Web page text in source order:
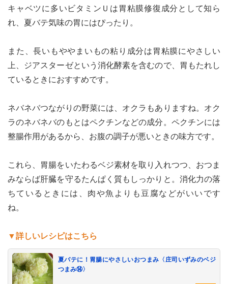
キャベツに多いビタミンＵは胃粘膜修復成分として知ら
れ、夏バテ気味の胃にはぴったり。
また、長いもややまいもの粘り成分は胃粘膜にやさしい
上、ジアスターゼという消化酵素を含むので、胃もたれし
ているときにおすすめです。
ネバネバつながりの野菜には、オクラもありますね。オク
ラのネバネバのもとはペクチンなどの成分。ペクチンには
整腸作用があるから、お腹の調子が悪いときの味方です。
これら、胃腸をいたわるベジ素材を取り入れつつ、おつま
みならば肝臓を守るたんぱく質もしっかりと。消化力の落
ちているときには、肉や魚よりも豆腐などがいいです
ね。
▼詳しいレシピはこちら
夏バテに！胃腸にやさしいおつまみ〈庄司いずみのベジ
つまみ⑭〉